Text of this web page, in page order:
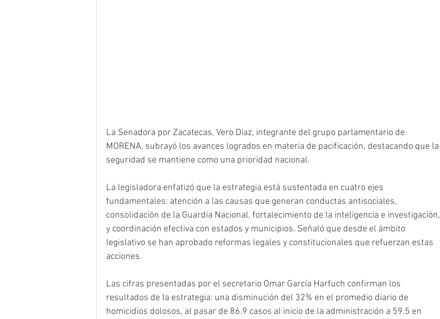
La Senadora por Zacatecas, Vero Díaz, integrante del grupo parlamentario de
MORENA, subrayó los avances logrados en materia de pacificación, destacando que la
seguridad se mantiene como una prioridad nacional.
La legisladora enfatizó que la estrategia está sustentada en cuatro ejes
fundamentales: atención a las causas que generan conductas antisociales,
consolidación de la Guardia Nacional, fortalecimiento de la inteligencia e investigación,
y coordinación efectiva con estados y municipios. Señaló que desde el ámbito
legislativo se han aprobado reformas legales y constitucionales que refuerzan estas
acciones.
Las cifras presentadas por el secretario Omar García Harfuch confirman los
resultados de la estrategia: una disminución del 32% en el promedio diario de
homicidios dolosos, al pasar de 86.9 casos al inicio de la administración a 59.5 en